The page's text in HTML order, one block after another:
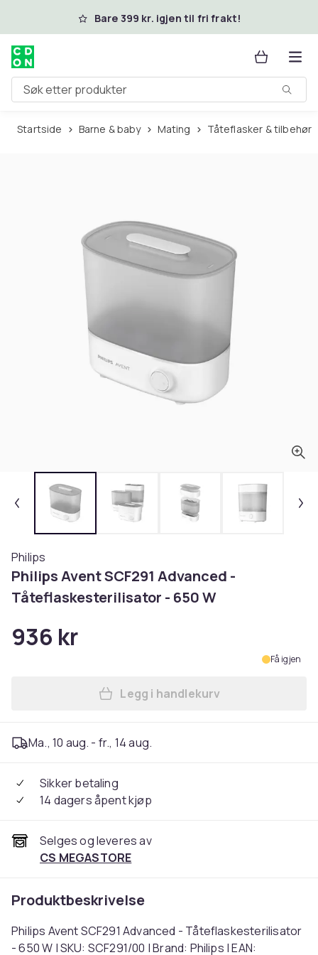
Hopp til hovedinnholdBare 399 kr. igjen til fri frakt!
Søk etter produkter
Startside Barne & baby Mating Tåteflasker & tilbehør
Philips
Philips Avent SCF291 Advanced -
Tåteflaskesterilisator - 650 W
936 kr
Få igjen
Legg Philips Avent
Legg i handlekurv
Ma., 10 aug. - fr., 14 aug.
Sikker betaling
14 dagers åpent kjøp
Selges og leveres av
CS MEGASTORE
Produktbeskrivelse
Philips Avent SCF291 Advanced - Tåteflaskesterilisator
- 650 W | SKU: SCF291/00 | Brand: Philips | EAN: